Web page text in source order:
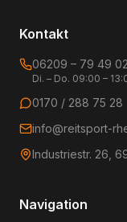
Kontakt
06209 – 79 49
Di. – Do. 09:00 –
0170 / 288 75 28
info@reitsport-
Industriestr. 26,
Navigation